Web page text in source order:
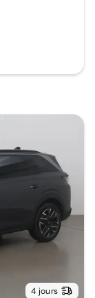
4 jours